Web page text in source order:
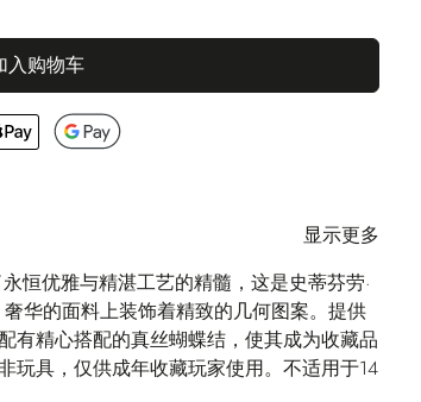
入购物车
显示更多
恒优雅与精湛工艺的精髓，这是史蒂芬劳·
华的面料上装饰着精致的几何图案。提供
有精心搭配的真丝蝴蝶结，使其成为收藏品
玩具，仅供成年收藏玩家使用。不适用于14